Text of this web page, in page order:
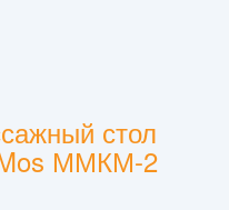
стол
Mos ММКМ-2